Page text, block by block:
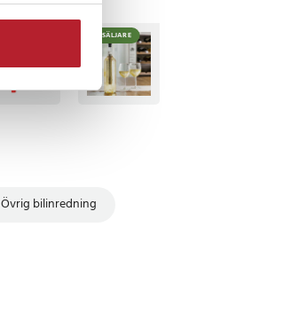
BÄSTSÄLJARE
Övrig bilinredning